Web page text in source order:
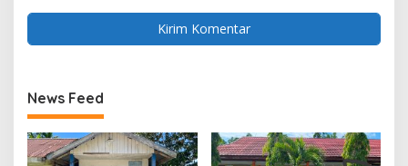
News Feed